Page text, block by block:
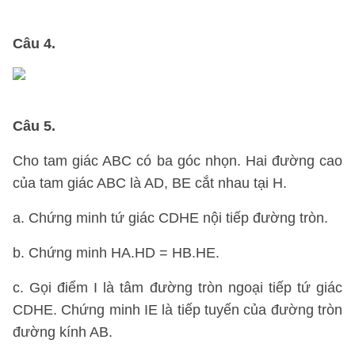
Câu 4.
Câu 5.
Cho tam giác ABC có ba góc nhọn. Hai đường cao
của tam giác ABC là AD, BE cắt nhau tại H.
a. Chứng minh tứ giác CDHE nội tiếp đường tròn.
b. Chứng minh HA.HD = HB.HE.
c. Gọi điểm I là tâm đường tròn ngoại tiếp tứ giác
CDHE. Chứng minh IE là tiếp tuyến của đường tròn
đường kính AB.